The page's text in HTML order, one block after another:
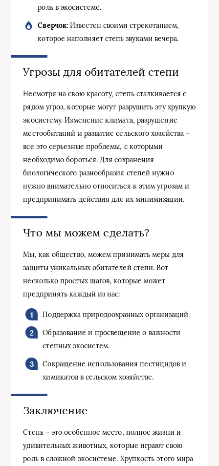
роль в экосистеме.
Сверчок: Известен своими стрекотанием,
которое наполняет степь звуками вечера.
Угрозы для обитателей степи
Несмотря на свою красоту, степь сталкивается с
рядом угроз, которые могут разрушить эту хрупкую
экосистему. Изменение климата, разрушение
местообитаний и развитие сельского хозяйства –
все это серьезные проблемы, с которыми
необходимо бороться. Для сохранения
биологического разнообразия степей нужно
нужно внимательно относиться к этим угрозам и
предпринимать действия для их минимизации.
Что мы можем сделать?
Мы, как общество, можем принимать меры для
защиты уникальных обитателей степи. Вот
несколько простых шагов, которые может
предпринять каждый из нас:
Поддержка природоохранных организаций.
Образование и просвещение о важности
степных экосистем.
Сокращение использования пестицидов и
химикатов в сельском хозяйстве.
Заключение
Степь – это особенное место, полное жизни и
удивительных животных, которые играют свою
роль в сложной экосистеме. Хрупкость этого мира